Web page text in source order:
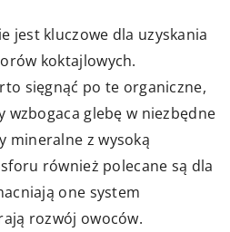
jest kluczowe dla uzyskania
koktajlowych.
sięgnąć po te organiczne,
glebę w niezbędne
mineralne z wysoką
również polecane są dla
one system
rozwój owoców.